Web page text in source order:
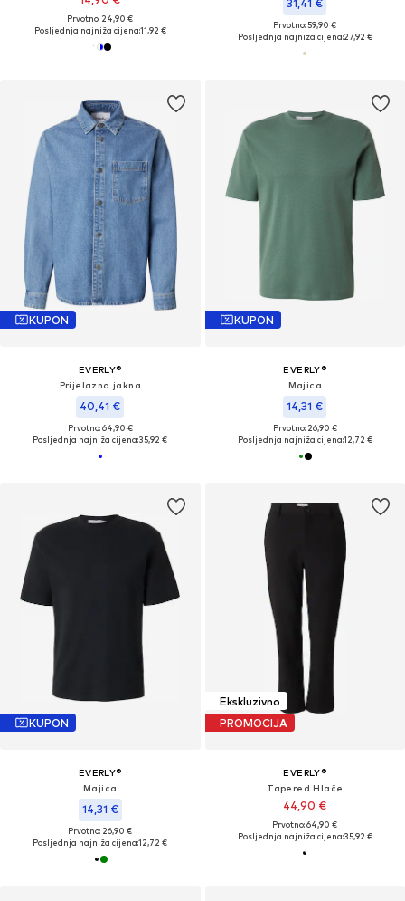
Prvotno: 24,90 €
Posljednja najniža cijena:11,92 €
31,41 €
Prvotno: 59,90 €
Posljednja najniža cijena:27,92 €
KUPON
EVERLY®
Prijelazna jakna
40,41 €
Prvotno: 64,90 €
Posljednja najniža cijena:35,92 €
KUPON
EVERLY®
Majica
14,31 €
Prvotno: 26,90 €
Posljednja najniža cijena:12,72 €
KUPON
EVERLY®
Majica
14,31 €
Prvotno: 26,90 €
Posljednja najniža cijena:12,72 €
Ekskluzivno
PROMOCIJA
EVERLY®
Tapered Hlače
44,90 €
Prvotno: 64,90 €
Posljednja najniža cijena:35,92 €